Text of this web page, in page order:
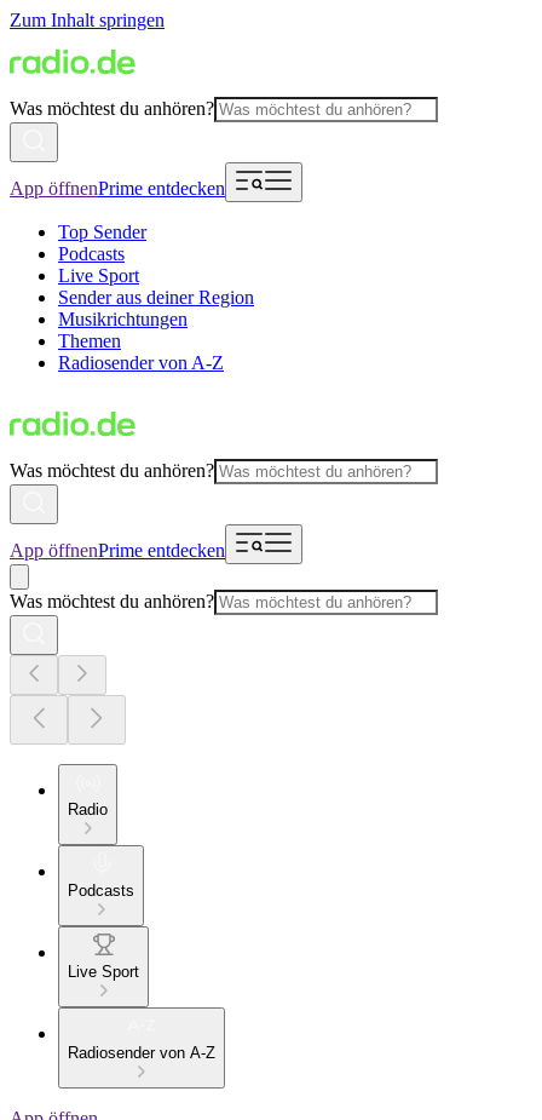
Zum Inhalt springen
Was möchtest du anhören?
App öffnenPrime entdecken
Top Sender
Podcasts
Live Sport
Sender aus deiner Region
Musikrichtungen
Themen
Radiosender von A-Z
Was möchtest du anhören?
App öffnenPrime entdecken
Was möchtest du anhören?
Radio
Podcasts
Live Sport
Radiosender von A-Z